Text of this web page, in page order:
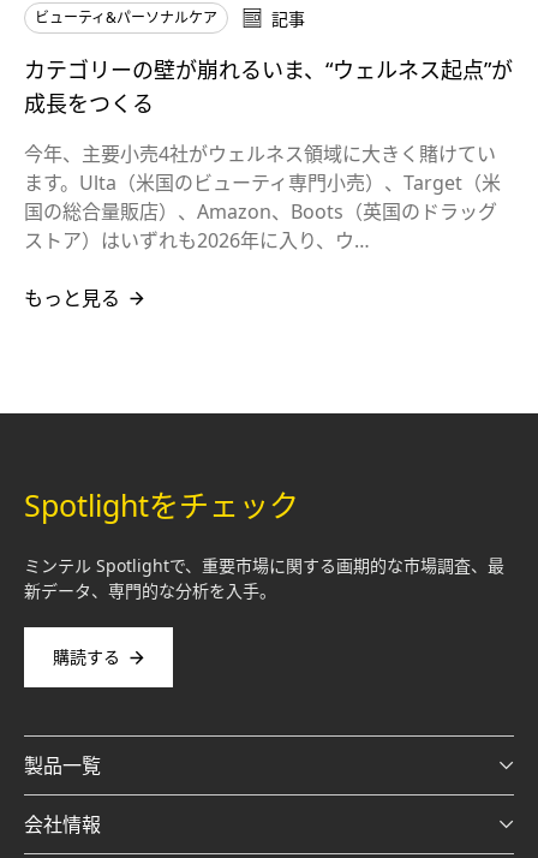
ビューティ&パーソナルケア
記事
カテゴリーの壁が崩れるいま、“ウェルネス起点”が
成長をつくる
今年、主要小売4社がウェルネス領域に大きく賭けてい
ます。Ulta（米国のビューティ専門小売）、Target（米
国の総合量販店）、Amazon、Boots（英国のドラッグ
ストア）はいずれも2026年に入り、ウ…
もっと見る
Spotlightをチェック
ミンテル Spotlightで、重要市場に関する画期的な市場調査、最
新データ、専門的な分析を入手。
購読する
製品一覧
会社情報